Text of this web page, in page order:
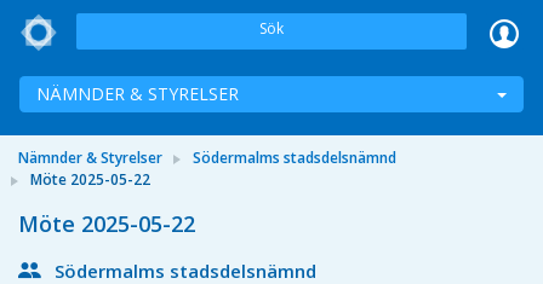
Sök
NÄMNDER & STYRELSER
Nämnder & Styrelser
Södermalms stadsdelsnämnd
Möte 2025-05-22
Möte 2025-05-22
Södermalms stadsdelsnämnd